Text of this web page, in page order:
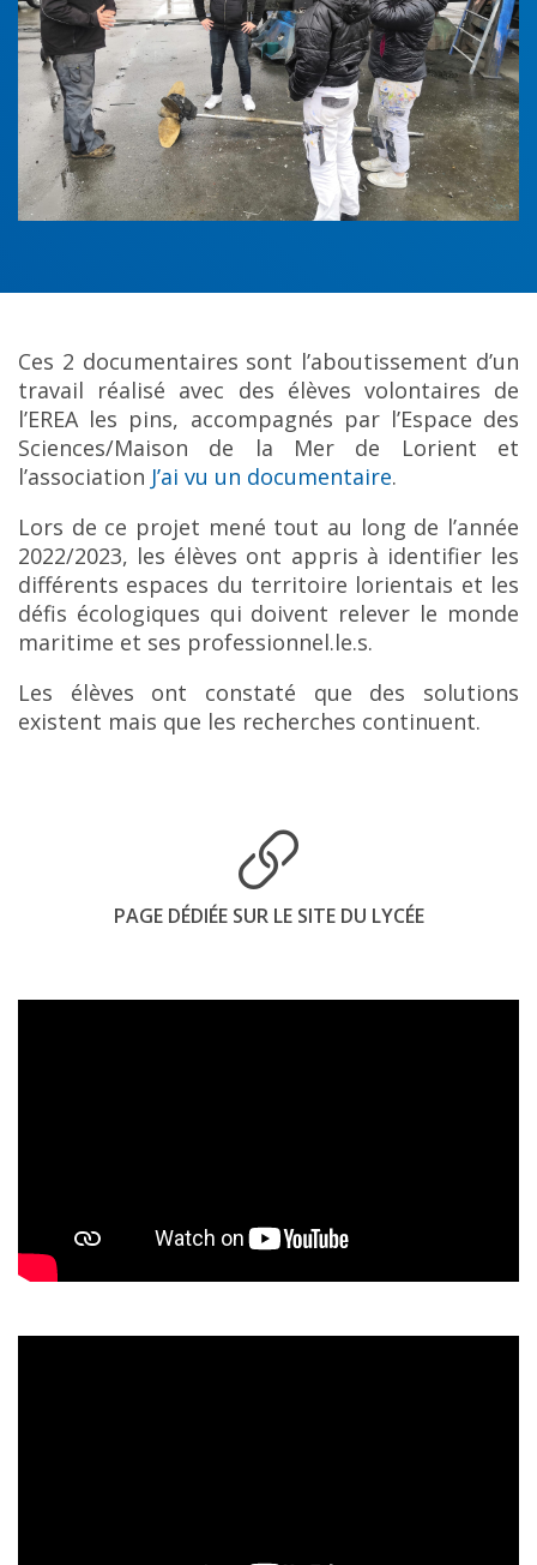
Ces 2 documentaires sont l’aboutissement d’un
travail réalisé avec des élèves volontaires de
l’EREA les pins, accompagnés par l’Espace des
Sciences/Maison de la Mer de Lorient et
l’association J’ai vu un documentaire.
Lors de ce projet mené tout au long de l’année
2022/2023, les élèves ont appris à identifier les
différents espaces du territoire lorientais et les
défis écologiques qui doivent relever le monde
maritime et ses professionnel.le.s.
Les élèves ont constaté que des solutions
existent mais que les recherches continuent.
PAGE DÉDIÉE SUR LE SITE DU LYCÉE